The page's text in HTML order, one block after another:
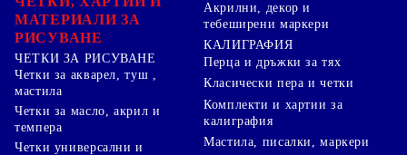
МАТЕРИАЛИ ЗА
РИСУВАНЕ
ЧЕТКИ ЗА РИСУВАНЕ
Четки за акварел, туш ,
мастила
Четки за масло, акрил и
темпера
Четки универсални и
Акрилни, декор и
тебеширени маркери
КАЛИГРАФИЯ
Перца и дръжки за тях
Класически пера и четки
Комплекти и хартии за
калиграфия
Мастила, писалки, маркери